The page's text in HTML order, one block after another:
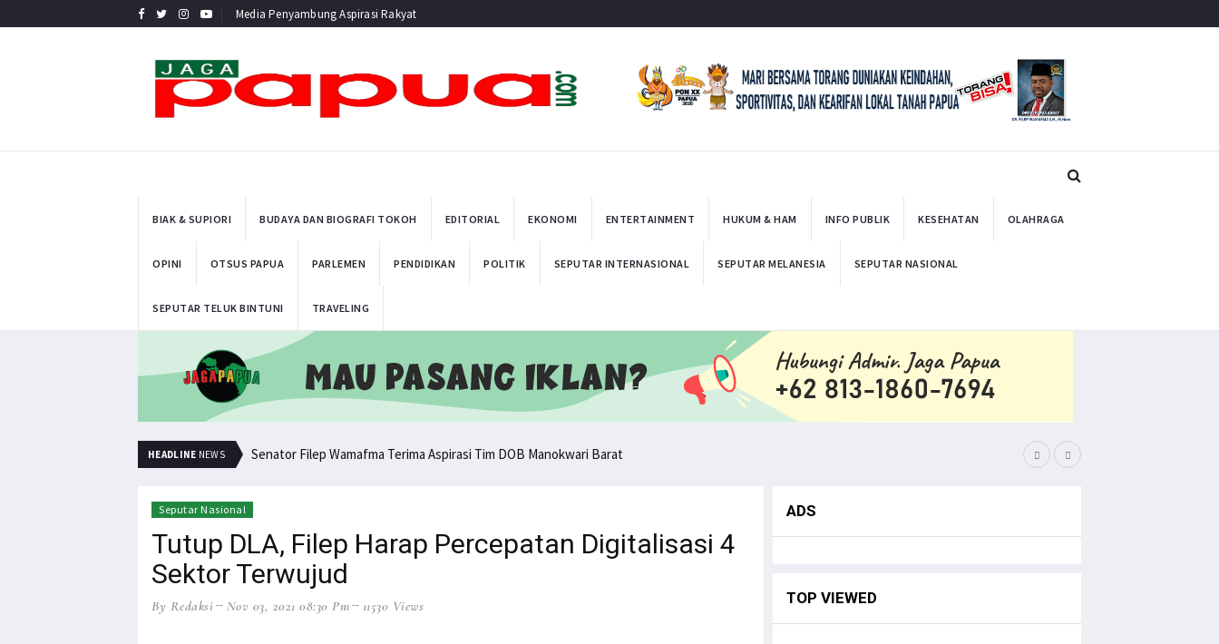
Media Penyambung Aspirasi Rakyat
BIAK & SUPIORI BUDAYA DAN BIOGRAFI TOKOH EDITORIAL EKONOMI ENTERTAINMENT HUKUM & HAM INFO PUBLIK KESEHATAN OLAHRAGA
OPINI OTSUS PAPUA PARLEMEN PENDIDIKAN POLITIK SEPUTAR INTERNASIONAL SEPUTAR MELANESIA SEPUTAR NASIONAL
SEPUTAR TELUK BINTUNI TRAVELING
HEADLINE NEWS Senator Filep Wamafma Terima Aspirasi Tim DOB Manokwari Barat
Seputar Nasional
Tutup DLA, Filep Harap Percepatan Digitalisasi 4
Sektor Terwujud
By Redaksi Nov 03, 2021 08:30 Pm 11530 Views
ADS
TOP VIEWED